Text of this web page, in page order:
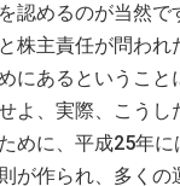
認めるのが当然で
株主責任が問われ
にあるということ
よ、実際、こうし
めに、平成25年
が作られ、多くの